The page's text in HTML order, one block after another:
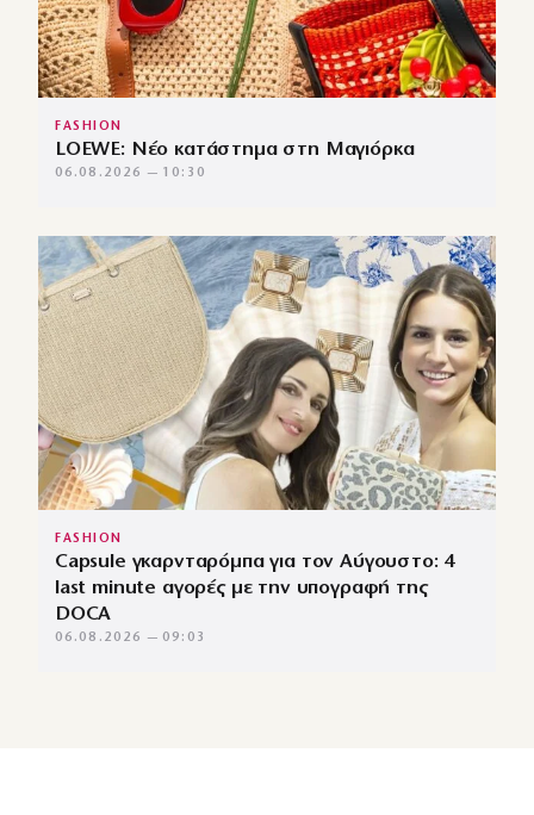
FASHION
LOEWE: Νέο κατάστημα στη Μαγιόρκα
06.08.2026 — 10:30
FASHION
Capsule γκαρνταρόμπα για τον Αύγουστο: 4
last minute αγορές με την υπογραφή της
DOCA
06.08.2026 — 09:03